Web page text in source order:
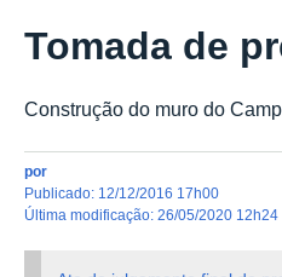
Tomada de
Construção do muro do
por
publicado: 12/12/2016 17h00
última modificação: 26/05/2020 12h24